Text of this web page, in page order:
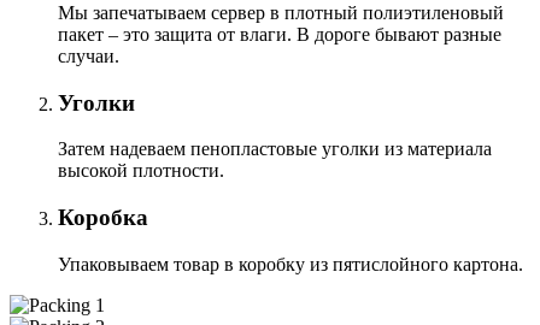
Мы запечатываем сервер в плотный полиэтиленовый
пакет – это защита от влаги. В дороге бывают разные
случаи.
Уголки
Затем надеваем пенопластовые уголки из материала
высокой плотности.
Коробка
Упаковываем товар в коробку из пятислойного картона.